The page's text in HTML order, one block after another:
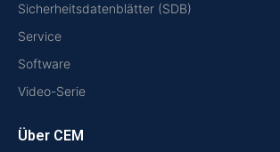
Sicherheitsdatenblätter (SDB)
Service
Software
Video-Serie
Über CEM